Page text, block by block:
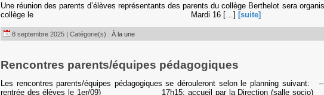
Une réunion des parents d’élèves représentants des parents du collège Berthelot sera
collège le Mardi 16 […] [suite]
8 septembre 2025 | Catégorie(s) : À la une
Rencontres parents/équipes pédagogiques
Les rencontres parents/équipes pédagogiques se dérouleront selon le planning suivant:
rentrée des élèves le 1er/09) 17h15: accueil par la Direction (salle